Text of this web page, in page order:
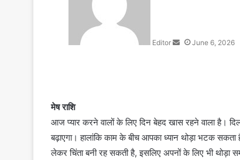
Editor June 6, 2026
मेष राशि
आज प्यार करने वालों के लिए दिन बेहद खास रहने वाला है।
बढ़ाएगा। हालांकि काम के बीच आपका ध्यान थोड़ा भटक
लेकर चिंता बनी रह सकती है, इसलिए अपनों के लिए भी थोड़ा